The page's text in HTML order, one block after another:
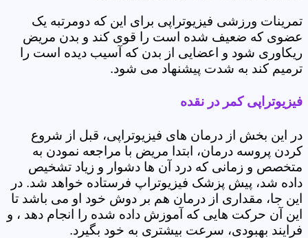
تمرینات ورزشی فیزیوتراپی برای این که دومرتبه یک
عضوی که ضعیف شده است را قوی کند و بدن مریض
ریکاوری شود و اعضایی از بدن که آسیب دیده است را
ترمیم کند به شدت پیشنهاد می شود.
فیزیوتراپی کمر در نقده
در این بخش از درمان های فیزیوتراپی، قبل از شروع
کردن پروسه درمان، ابتدا مریض با مراجعه نمودن به
متخصص و زمانی که درد آن ها دشوار و زیاد تشخیص
داده شد، پیش پزشک فیزیوتراپ فرستاده خواهد شد. در
این جا، مقداری از درمان هم بر دوش خود او می باشد تا
این آن حرکت هایی که آموزش داده شده را انجام دهد ، و
فرایند بهبودی، سرعت بیشتری به خود بگیرد.